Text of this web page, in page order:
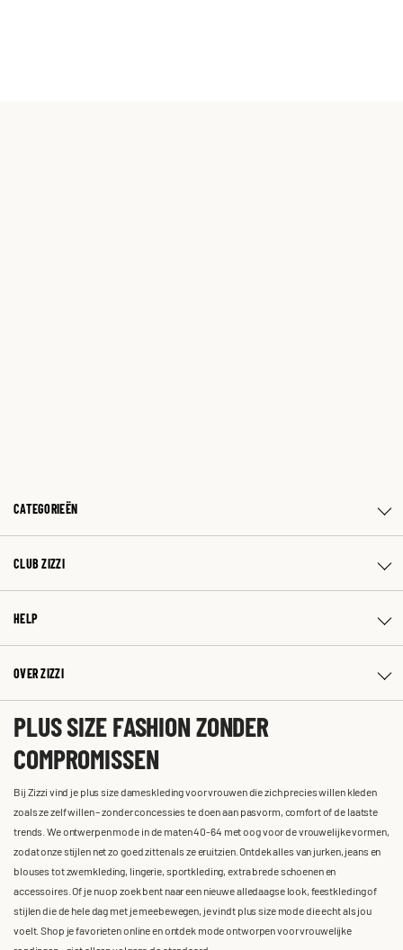
CATEGORIEËN
CLUB ZIZZI
HELP
OVER ZIZZI
PLUS SIZE FASHION ZONDER
COMPROMISSEN
Bij Zizzi vind je plus size dameskleding voor vrouwen die zich precies willen kleden
zoals ze zelf willen – zonder concessies te doen aan pasvorm, comfort of de laatste
trends. We ontwerpen mode in de maten 40-64 met oog voor de vrouwelijke vormen,
zodat onze stijlen net zo goed zitten als ze eruitzien. Ontdek alles van jurken, jeans en
blouses tot zwemkleding, lingerie, sportkleding, extra brede schoenen en
accessoires. Of je nu op zoek bent naar een nieuwe alledaagse look, feestkleding of
stijlen die de hele dag met je meebewegen, je vindt plus size mode die echt als jou
voelt. Shop je favorieten online en ontdek mode ontworpen voor vrouwelijke